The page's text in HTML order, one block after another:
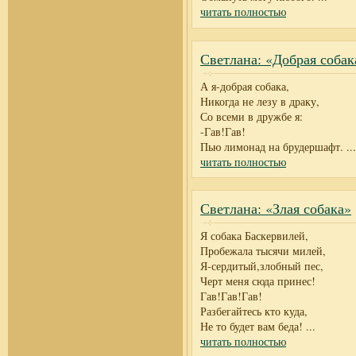
читать полностью
Светлана: «Добрая
А я-добрая собака,
Никогда не лезу в драку,
Со всеми в дружбе я:
-Гав!Гав!
Пью лимонад на брудершафт. ...
читать полностью
Светлана: «Злая собака»
Я собака Баскервилей,
Пробежала тысячи милей,
Я-сердитый,злобный пес,
Черт меня сюда принес!
Гав!Гав!Гав!
Разбегайтесь кто куда,
Не то будет вам беда! ...
читать полностью